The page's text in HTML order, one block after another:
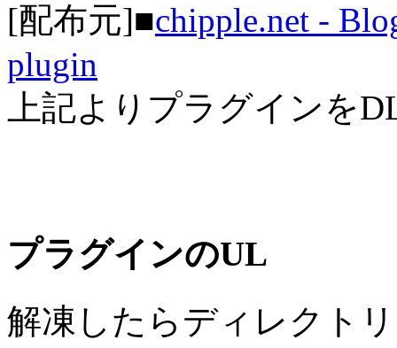
[配布元]■chipple.net -
plugin
上記よりプラグインを
プラグインのUL
解凍したらディレクト